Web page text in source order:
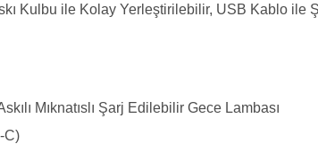
Kulbu ile Kolay Yerleştirilebilir, USB Kablo
Mıknatıslı Şarj Edilebilir Gece Lambası
C)